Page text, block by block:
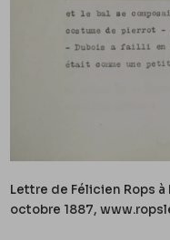
Lettre de Félicien Rops
octobre 1887,